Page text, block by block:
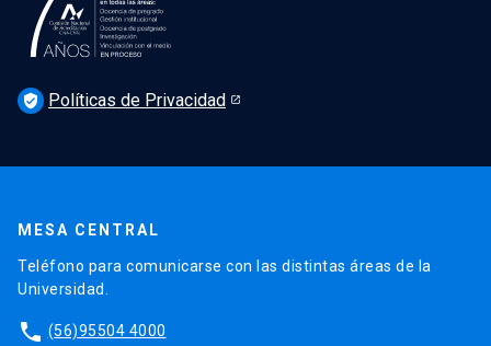
Noticias
Derecho UC en los medios
Newsletter Derecho UC 360
verified_user Políticas de Privacidad
MESA CENTRAL
Teléfono para comunicarse con las distintas áreas de la
Universidad.
phone (56)95504 4000